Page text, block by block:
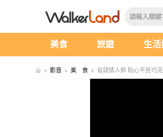
美食 旅遊 生
> 影音 > 美 食 > 省錢情人節 貼心平民巧